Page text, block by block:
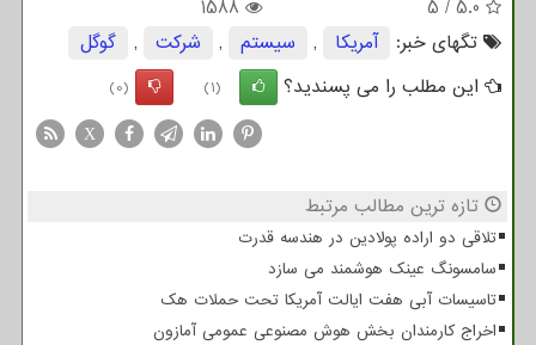
5.0
/
5
1588
تگهای خبر:
آمریكا , سیستم , شركت ,
گوگل
این مطلب را می پسندید؟
(1)
(0)
X
تازه ترین مطالب مرتبط
تلاقی دو اراده پولادین در هندسه قدرت
سامسونگ عینک هوشمند می سازد
تاسیسات آبی هفت ایالت آمریکا تحت حملات هک
اخراج کارمندان بخش هوش مصنوعی عمومی آمازون